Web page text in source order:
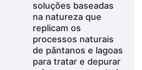
soluções baseadas
na natureza que
replicam os
processos naturais
de pântanos e lagoas
para tratar e depurar